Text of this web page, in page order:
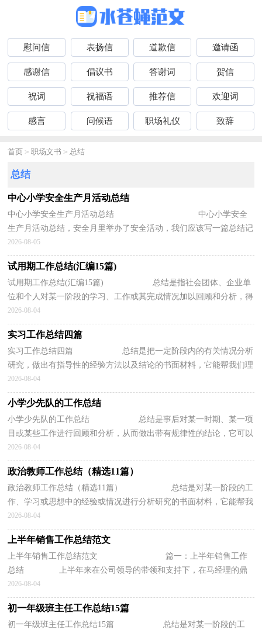
慰问信 表扬信 道歉信 邀请函
感谢信 倡议书 答谢词 贺信
祝词 祝福语 推荐信 欢迎词
感言 问候语 职场礼仪 致辞
首页 > 职场文书 > 总结
总结
中心小学安全生产月活动总结
中心小学安全生产月活动总结 中心小学安全
生产月活动总结，安全月里举办了安全活动，我们应该写一篇总结记
录活动的收获!这是中心小学安全生产月活动...
2026-08-05
试用期工作总结(汇编15篇)
试用期工作总结(汇编15篇) 总结是指社会团体、企业单
位和个人对某一阶段的学习、工作或其完成情况加以回顾和分析，得
出教训和一些规律性认识的一种书面...
2026-08-04
实习工作总结四篇
实习工作总结四篇 总结是把一定阶段内的有关情况分析
研究，做出有指导性的经验方法以及结论的书面材料，它能帮我们理
顺知识结构，突出重点，突破难点，我想我们...
2026-08-04
小学少先队的工作总结
小学少先队的工作总结 总结是事后对某一时期、某一项
目或某些工作进行回顾和分析，从而做出带有规律性的结论，它可以
给我们下一阶段的学习和工作生活做指...
2026-08-04
政治教师工作总结（精选11篇）
政治教师工作总结（精选11篇） 总结是对某一阶段的工
作、学习或思想中的经验或情况进行分析研究的书面材料，它能帮我
们理顺知识结构，突出重点，突破难点，让我们...
2026-08-04
上半年销售工作总结范文
上半年销售工作总结范文 篇一：上半年销售工作
总结 上半年来在公司领导的带领和支持下，在马经理的鼎
力指导和帮助下，立足本职工作，恪尽职守，，任劳任怨，(含...
2026-08-04
初一年级班主任工作总结15篇
初一年级班主任工作总结15篇 总结是对某一阶段的工